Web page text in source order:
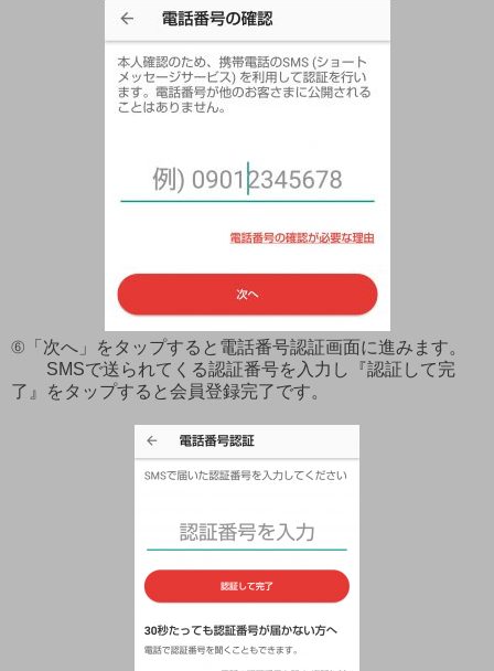
⑥「次へ」をタップすると電話番号認証画面に進みます。
SMSで送られてくる認証番号を入力し『認証して完
了』をタップすると会員登録完了です。